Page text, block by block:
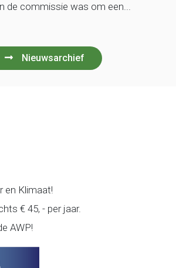
de commissie was om een...
Nieuwsarchief
en Klimaat!
€ 45, - per jaar.
AWP!